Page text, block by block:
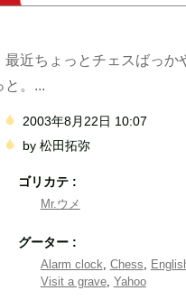
近ちょっとチェスばっか
と。...
2003年8月22日 10:07
by 松田拓弥
ゴリカテ :
Mr.ウメ
グーター :
Alarm clock Chess
Visit a grave, Yahoo